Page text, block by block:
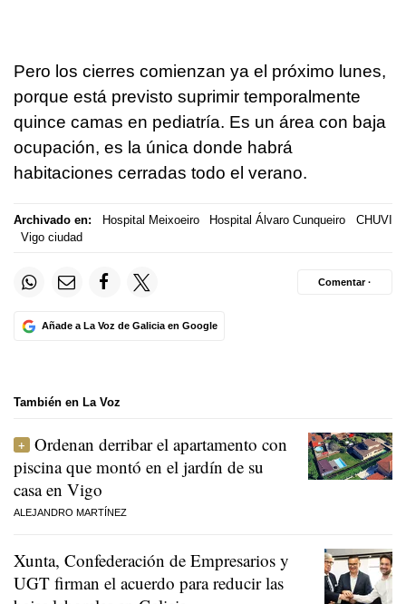
Pero los cierres comienzan ya el próximo lunes,
porque está previsto suprimir temporalmente
quince camas en pediatría. Es un área con baja
ocupación, es la única donde habrá
habitaciones cerradas todo el verano.
Archivado en: Hospital Meixoeiro Hospital Álvaro Cunqueiro
CHUVI
Vigo ciudad
Añade a La Voz de Galicia en Google
Comentar ·
También en La Voz
Ordenan derribar el apartamento con
piscina que montó en el jardín de su
casa en Vigo
ALEJANDRO MARTÍNEZ
Xunta, Confederación de Empresarios y
UGT firman el acuerdo para reducir las